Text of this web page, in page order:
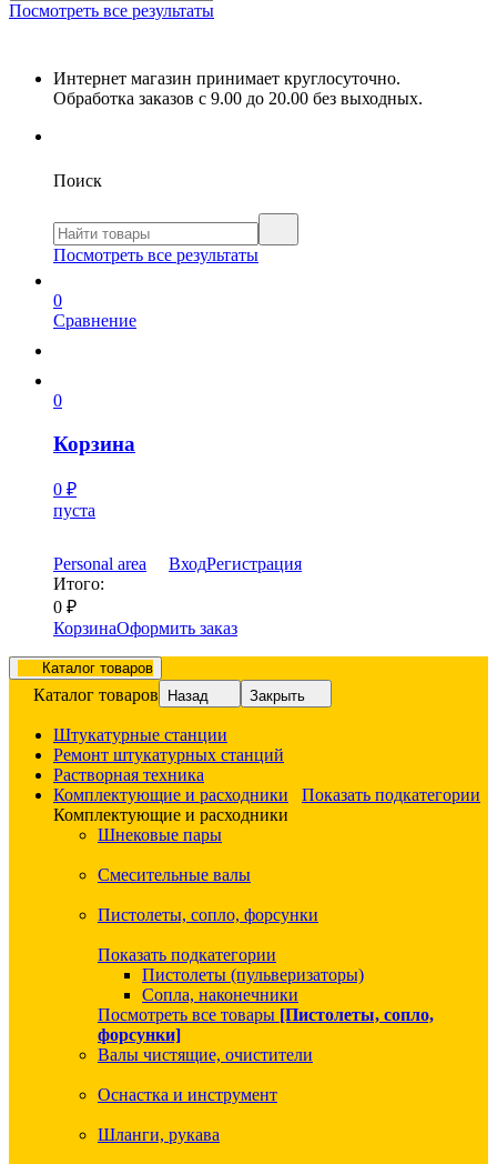
Посмотреть все результаты
Интернет магазин принимает круглосуточно.
Обработка заказов с 9.00 до 20.00 без выходных.
Поиск
Посмотреть все результаты
0
Сравнение
0
Корзина
0 ₽
пуста
Personal area ВходРегистрация
Итого:
0 ₽
КорзинаОформить заказ
Каталог товаров
Каталог товаров Назад Закрыть
Штукатурные станции
Ремонт штукатурных станций
Растворная техника
Комплектующие и расходники
Показать подкатегории
Комплектующие и расходники
Шнековые пары
Смесительные валы
Пистолеты, сопло, форсунки
Показать подкатегории
Пистолеты (пульверизаторы)
Сопла, наконечники
Посмотреть все товары [Пистолеты, сопло,
форсунки]
Валы чистящие, очистители
Оснастка и инструмент
Шланги, рукава